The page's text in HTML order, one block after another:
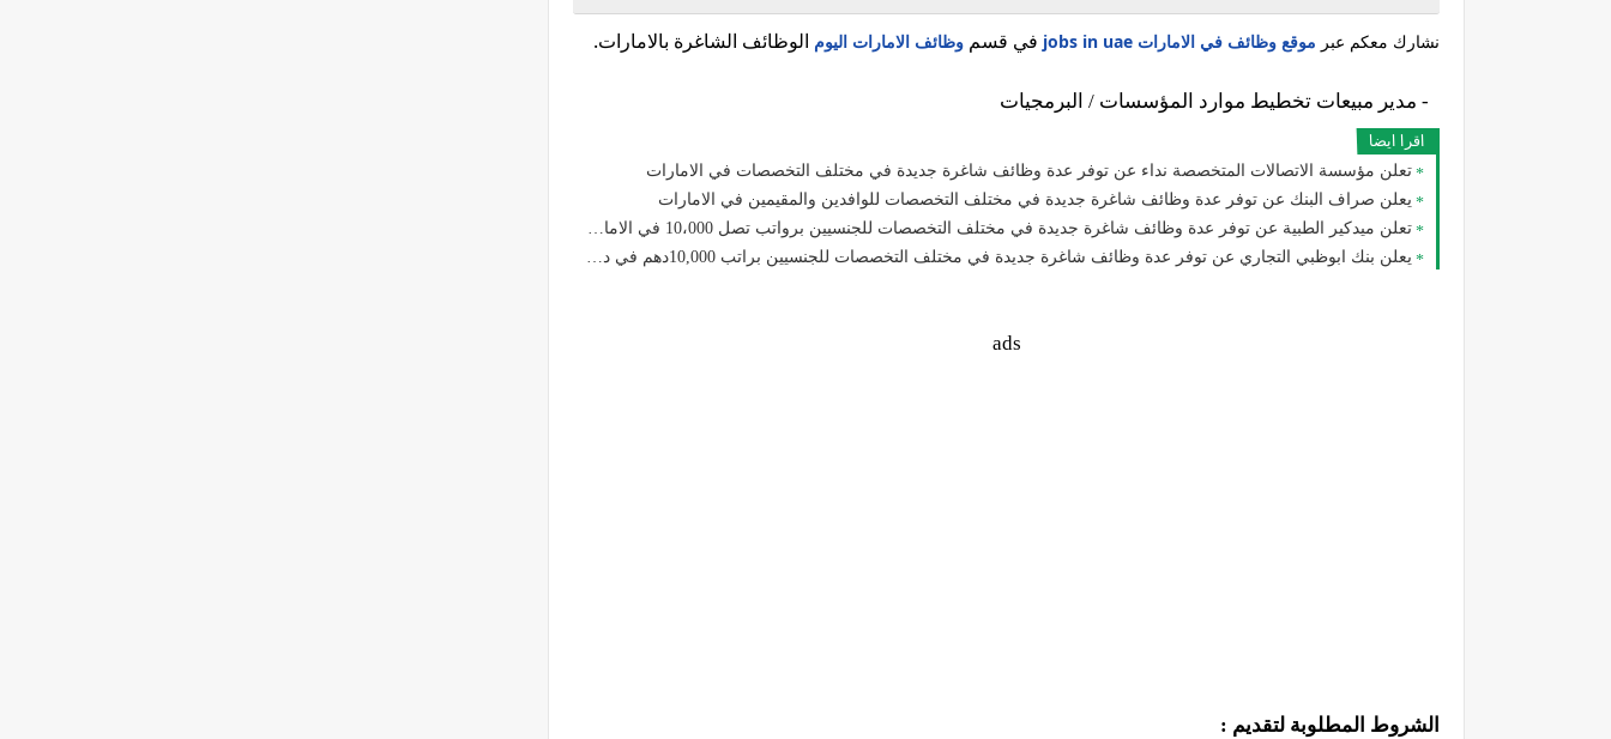
نشارك معكم عبر موقع وظائف في الامارات jobs in uae في قسم وظائف الامارات اليوم الوظائف الشاغرة بالامارات.
اقرا ايضا
تعلن مؤسسة الاتصالات المتخصصة نداء عن توفر عدة وظائف شاغرة جديدة في مختلف التخصصات في الامارات
يعلن صراف البنك عن توفر عدة وظائف شاغرة جديدة في مختلف التخصصات للوافدين والمقيمين في الامارات
تعلن ميدكير الطبية عن توفر عدة وظائف شاغرة جديدة في مختلف التخصصات للجنسيين برواتب تصل 10،000 في الامارات لعام 2026
يعلن بنك ابوظبي التجاري عن توفر عدة وظائف شاغرة جديدة في مختلف التخصصات للجنسيين براتب 10,000دهم في دبي وأبوظبي والعين
ads
الشروط المطلوبة لتقديم :